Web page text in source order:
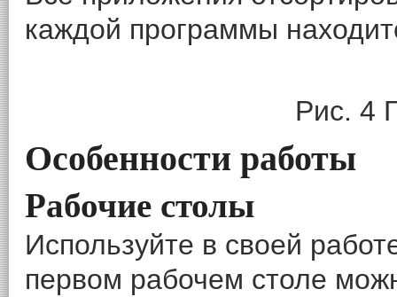
каждой программы
Рис. 4
Особенности работы
Рабочие столы
Используйте в своей
первом рабочем столе